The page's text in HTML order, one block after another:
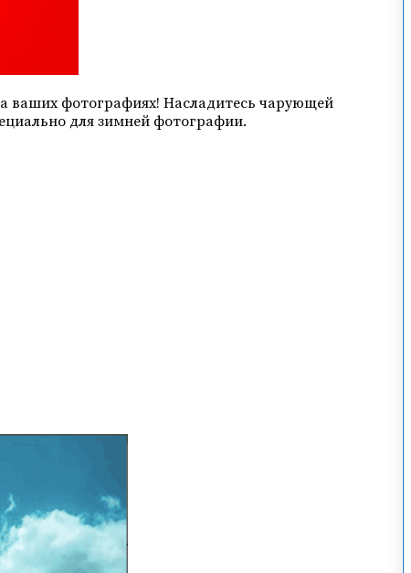
ваших фотографиях! Насладитесь чарующей
для зимней фотографии.